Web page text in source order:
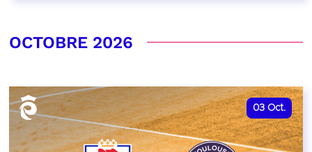
OCTOBRE 2026
03 Oct.